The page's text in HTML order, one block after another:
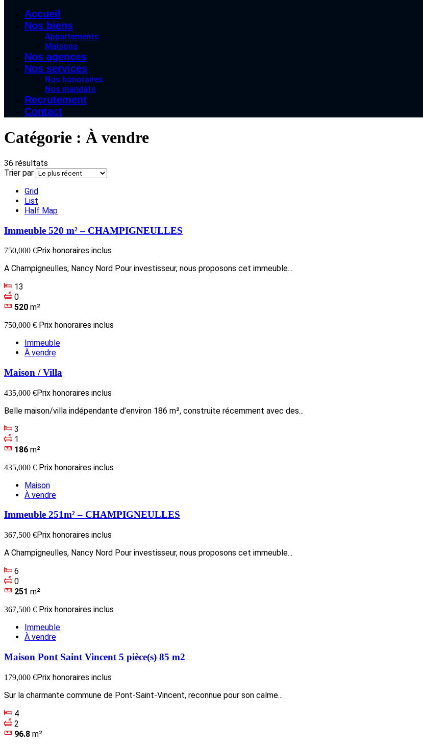
Accueil
Nos biens
Appartements
Maisons
Nos agences
Nos services
Nos honoraires
Nos mandats
Recrutement
Contact
Catégorie : À vendre
36 résultats
Trier par
Grid
List
Half Map
Immeuble 520 m² – CHAMPIGNEULLES
750,000 €Prix honoraires inclus
A Champigneulles, Nancy Nord Pour investisseur, nous proposons cet immeuble...
13
0
520 m²
750,000 € Prix honoraires inclus
Immeuble
À vendre
Maison / Villa
435,000 €Prix honoraires inclus
Belle maison/villa indépendante d’environ 186 m², construite récemment avec des...
3
1
186 m²
435,000 € Prix honoraires inclus
Maison
À vendre
Immeuble 251m² – CHAMPIGNEULLES
367,500 €Prix honoraires inclus
A Champigneulles, Nancy Nord Pour investisseur, nous proposons cet immeuble...
6
0
251 m²
367,500 € Prix honoraires inclus
Immeuble
À vendre
Maison Pont Saint Vincent 5 pièce(s) 85 m2
179,000 €Prix honoraires inclus
Sur la charmante commune de Pont-Saint-Vincent, reconnue pour son calme...
4
2
96.8 m²